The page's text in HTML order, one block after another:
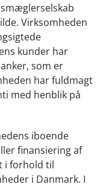
Virksomheden
kunder har
som er
har fuldmagt
med henblik på
iboende
finansiering af
i forhold til
i Danmark. I